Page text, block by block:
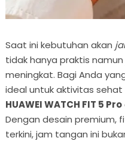
Saat ini kebutuhan akan
tidak hanya praktis
meningkat. Bagi Anda
ideal untuk aktivitas
HUAWEI WATCH FIT 5 Pro
Dengan desain premium,
terkini, jam tangan ini